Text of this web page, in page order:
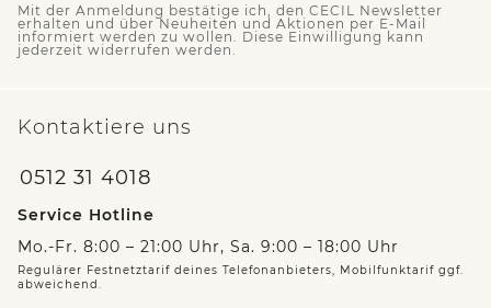
Mit der Anmeldung bestätige ich, den CECIL Newsletter
erhalten und über Neuheiten und Aktionen per E-Mail
informiert werden zu wollen. Diese Einwilligung kann
jederzeit widerrufen werden.
Kontaktiere uns
0512 31 4018
Service Hotline
Mo.-Fr. 8:00 – 21:00 Uhr, Sa. 9:00 – 18:00 Uhr
Regulärer Festnetztarif deines Telefonanbieters, Mobilfunktarif ggf.
abweichend.